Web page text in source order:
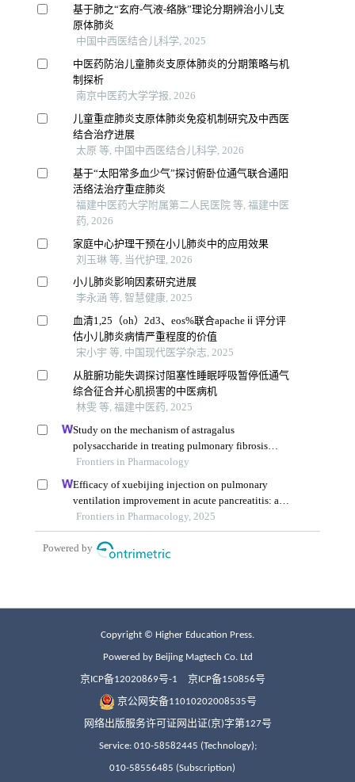
Copyright © Higher Education Press.
Powered by Beijing Magtech Co. Ltd
京ICP备12020869号-1 京ICP备150856号
京公网安备11010202008535号
网络出版服务许可证网出证(京)字第127号
Service: 010-58582445 (Technology);
010-58556485 (Subscription)